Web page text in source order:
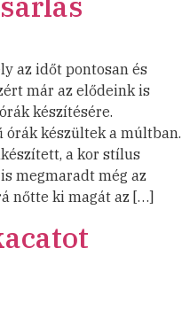
az időt pontosan és
már az elődeink is
készítésére.
készültek a múltban.
a kor stílus
megmaradt még az
nőtte ki magát az […]